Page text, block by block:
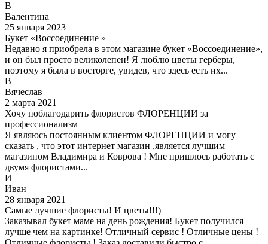
В
Валентина
25 января 2023
Букет «Воссоединение »
Недавно я приобрела в этом магазине букет «Воссоединение»,
и он был просто великолепен! Я люблю цветы герберы,
поэтому я была в восторге, увидев, что здесь есть их...
В
Вячеслав
2 марта 2021
Хочу поблагодарить флористов ФЛОРЕНЦИИ за
профессионализм
Я являюсь постоянным клиентом ФЛОРЕНЦИИ и могу
сказать , что этот интернет магазин ,является лучшим
магазином Владимира и Коврова ! Мне пришлось работать с
двумя флористами...
И
Иван
28 января 2021
Самые лучшие флористы! И цветы!!!)
Заказывал букет маме на день рождения! Букет получился
лучше чем на картинке! Отличный сервис ! Отличные цены !